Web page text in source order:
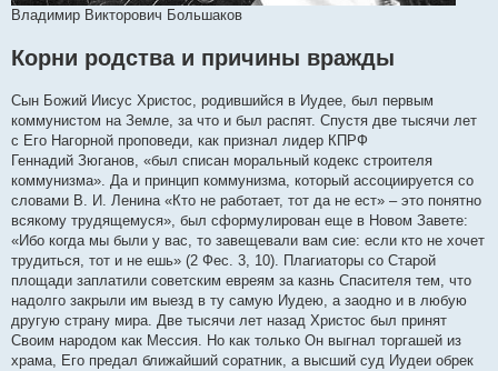
Владимир Викторович Большаков
Корни родства и причины вражды
Сын Божий Иисус Христос, родившийся в Иудее, был первым
коммунистом на Земле, за что и был распят. Спустя две тысячи лет
с Его Нагорной проповеди, как признал лидер КПРФ
Геннадий Зюганов, «был списан моральный кодекс строителя
коммунизма». Да и принцип коммунизма, который ассоциируется со
словами В. И. Ленина «Кто не работает, тот да не ест» – это понятно
всякому трудящемуся», был сформулирован еще в Новом Завете:
«Ибо когда мы были у вас, то завещевали вам сие: если кто не хочет
трудиться, тот и не ешь» (2 Фес. 3, 10). Плагиаторы со Старой
площади заплатили советским евреям за казнь Спасителя тем, что
надолго закрыли им выезд в ту самую Иудею, а заодно и в любую
другую страну мира. Две тысячи лет назад Христос был принят
Своим народом как Мессия. Но как только Он выгнал торгашей из
храма, Его предал ближайший соратник, а высший суд Иудеи обрек